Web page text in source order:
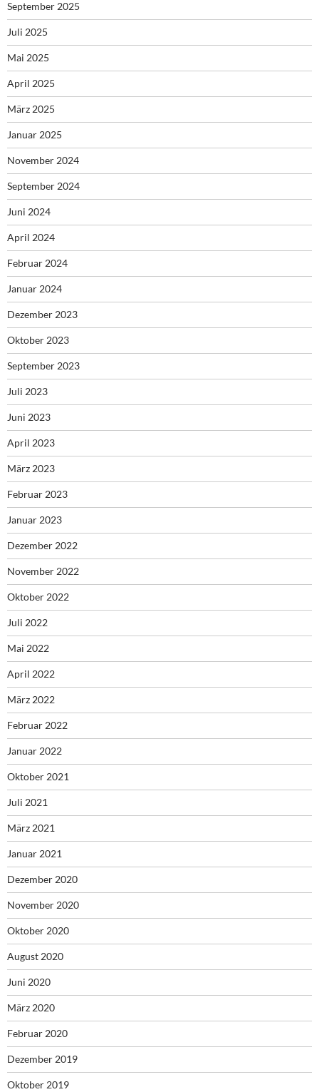
September 2025
Juli 2025
Mai 2025
April 2025
März 2025
Januar 2025
November 2024
September 2024
Juni 2024
April 2024
Februar 2024
Januar 2024
Dezember 2023
Oktober 2023
September 2023
Juli 2023
Juni 2023
April 2023
März 2023
Februar 2023
Januar 2023
Dezember 2022
November 2022
Oktober 2022
Juli 2022
Mai 2022
April 2022
März 2022
Februar 2022
Januar 2022
Oktober 2021
Juli 2021
März 2021
Januar 2021
Dezember 2020
November 2020
Oktober 2020
August 2020
Juni 2020
März 2020
Februar 2020
Dezember 2019
Oktober 2019